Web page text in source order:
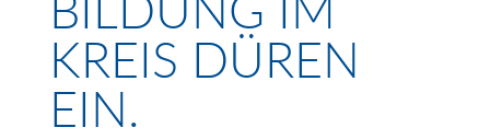
KREIS DÜREN
EIN.